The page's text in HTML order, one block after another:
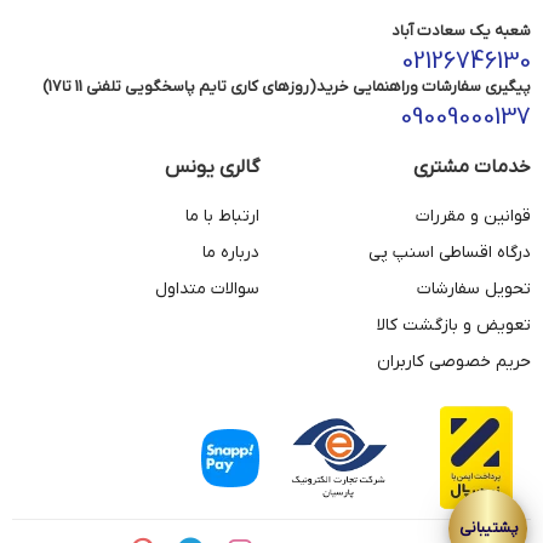
شعبه یک سعادت آباد
02126746130
پیگیری سفارشات وراهنمایی خرید(روزهای کاری تایم پاسخگویی تلفنی 11 تا17)
09009000137
خدمات مشتری
قوانین و مقررات
درگاه اقساطی اسنپ پی
تحویل سفارشات
تعویض و بازگشت کالا
حریم خصوصی کاربران
گالری یونس
ارتباط با ما
درباره ما
سوالات متداول